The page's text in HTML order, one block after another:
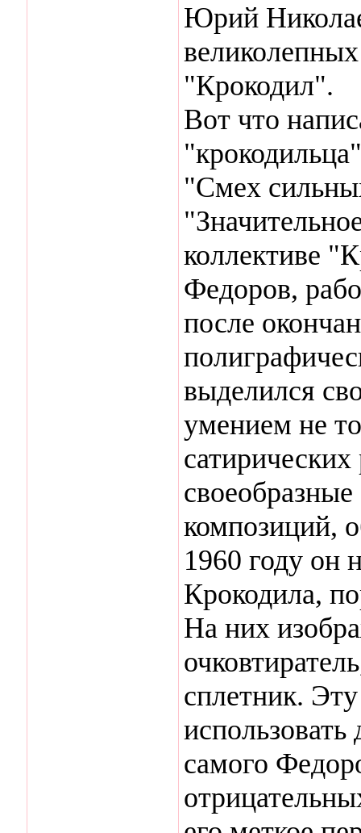
Юрий
"Крокодил".
Вот что
"Смех
коллективе
Федоров,
после
выделился
умением не
композиций,
1960 году он
Крокодила,
На них
сплетник.
самого